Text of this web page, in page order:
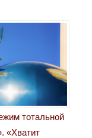
тотальной
«Хватит